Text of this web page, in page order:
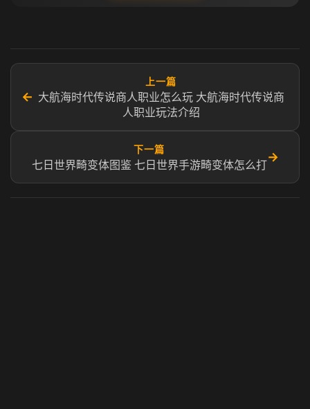
←
上一篇
大航海时代传说商人职业怎么玩 大航海时代传说商
人职业玩法介绍
下一篇
七日世界畸变体图鉴 七日世界手游畸变体怎么打
→